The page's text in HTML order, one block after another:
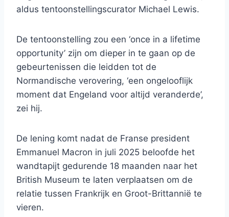
aldus tentoonstellingscurator Michael Lewis.
De tentoonstelling zou een ‘once in a lifetime
opportunity’ zijn om dieper in te gaan op de
gebeurtenissen die leidden tot de
Normandische verovering, ‘een ongelooflijk
moment dat Engeland voor altijd veranderde’,
zei hij.
De lening komt nadat de Franse president
Emmanuel Macron in juli 2025 beloofde het
wandtapijt gedurende 18 maanden naar het
British Museum te laten verplaatsen om de
relatie tussen Frankrijk en Groot-Brittannië te
vieren.